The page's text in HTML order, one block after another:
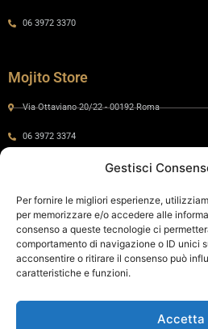
Gestisci
Per fornire le migliori esperienze,
per memorizzare e/o accedere alle
consenso a queste tecnologie ci
comportamento di navigazione o ID unici
acconsentire o ritirare il consenso può
caratteristiche e funzioni.
Accetta
06 3972 3370
Mojito Store
Via Ottaviano 20/22 - 00192 Roma
06 3972 3374
Via Ottaviano 24 - 00192 Roma
06 575 8821
Policy